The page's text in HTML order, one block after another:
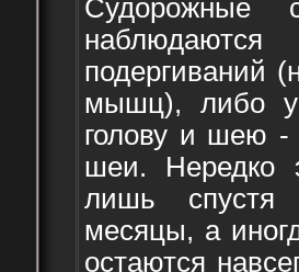
Судорожные
подергиваний
мышц), либо у
голову и шею -
шеи. Нередко
лишь спустя
месяцы, а
остаются